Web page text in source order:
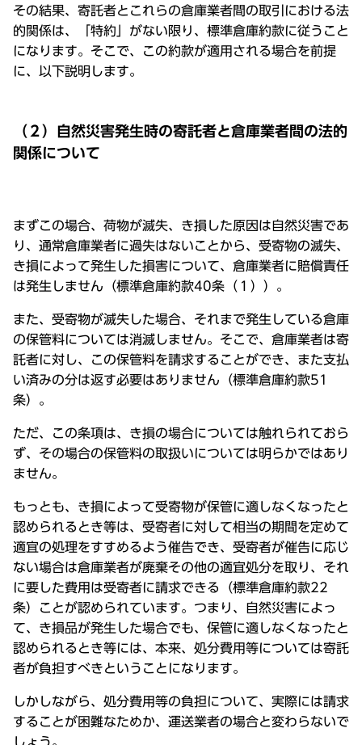
その結果、寄託者とこれらの倉庫業者間の取引における法
的関係は、「特約」がない限り、標準倉庫約款に従うこと
になります。そこで、この約款が適用される場合を前提
に、以下説明します。
（２）自然災害発生時の寄託者と倉庫業者間の法的
関係について
まずこの場合、荷物が滅失、き損した原因は自然災害であ
り、通常倉庫業者に過失はないことから、受寄物の滅失、
き損によって発生した損害について、倉庫業者に賠償責任
は発生しません（標準倉庫約款40条（１））。
また、受寄物が滅失した場合、それまで発生している倉庫
の保管料については消滅しません。そこで、倉庫業者は寄
託者に対し、この保管料を請求することができ、また支払
い済みの分は返す必要はありません（標準倉庫約款51
条）。
ただ、この条項は、き損の場合については触れられておら
ず、その場合の保管料の取扱いについては明らかではあり
ません。
もっとも、き損によって受寄物が保管に適しなくなったと
認められるとき等は、受寄者に対して相当の期間を定めて
適宜の処理をすすめるよう催告でき、受寄者が催告に応じ
ない場合は倉庫業者が廃棄その他の適宜処分を取り、それ
に要した費用は受寄者に請求できる（標準倉庫約款22
条）ことが認められています。つまり、自然災害によっ
て、き損品が発生した場合でも、保管に適しなくなったと
認められるとき等には、本来、処分費用等については寄託
者が負担すべきということになります。
しかしながら、処分費用等の負担について、実際には請求
することが困難なためか、運送業者の場合と変わらないで
しょう。